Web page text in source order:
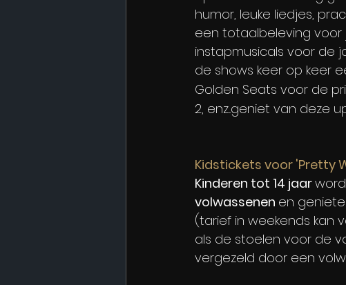
humor, leuke liedjes,
een totaalbeleving voor
instapmusicals voor de
de shows keer op keer
Golden Seats voor de
2, enz...geniet van deze
Kidstickets voor 'Pretty
Kinderen tot 14 jaar
volwassenen en
(tarief in weekends kan
als de stoelen voor de
vergezeld door een